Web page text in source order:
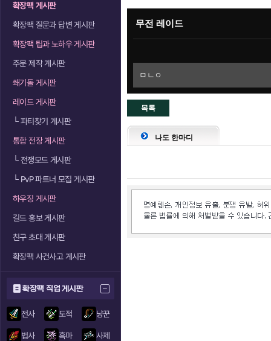
확장팩 게시판
확장팩 질문과 답변 게시판
확장팩 팁과 노하우 게시판
주문 제작 게시판
쐐기돌 게시판
레이드 게시판
└파티찾기 게시판
통합 전장 게시판
└전쟁모드 게시판
└PvP 파트너 모집 게시판
하우징 게시판
길드 홍보 게시판
친구 초대 게시판
확장팩 사건사고 게시판
확장팩 직업 게시판
전사 도적 냥꾼
법사 흑마 사제
무전 레이드
ㅁㄴㅇ
목록
으로
나도 한마디